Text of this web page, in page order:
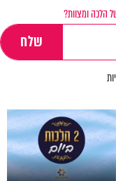
הלכה ומצוות?